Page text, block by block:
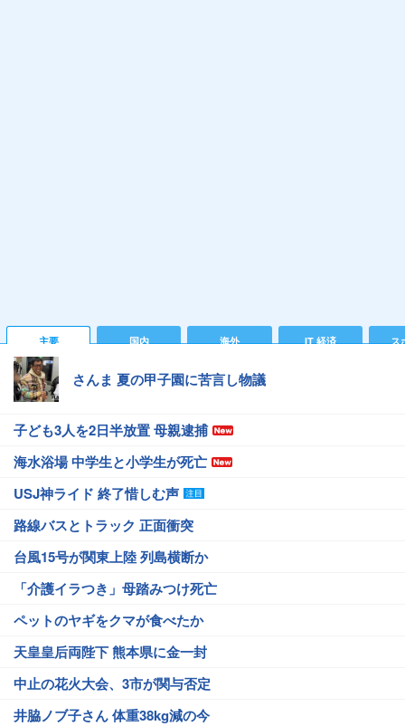
主要 国内 海外 IT 経済 ス
さんま 夏の甲子園に苦言し物議
子ども3人を2日半放置 母親逮捕
海水浴場 中学生と小学生が死亡
USJ神ライド 終了惜しむ声
路線バスとトラック 正面衝突
台風15号が関東上陸 列島横断か
「介護イラつき」母踏みつけ死亡
ペットのヤギをクマが食べたか
天皇皇后両陛下 熊本県に金一封
中止の花火大会、3市が関与否定
井脇ノブ子さん 体重38kg減の今